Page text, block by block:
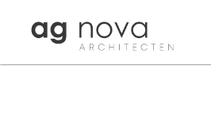
content